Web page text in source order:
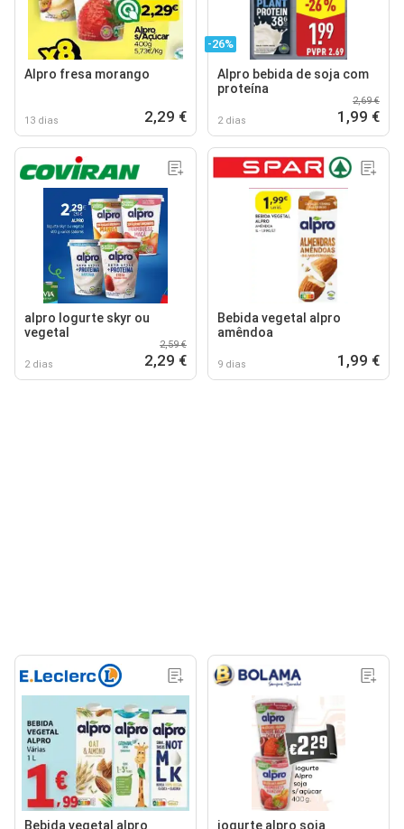
Alpro fresa morango
13 dias 2,29 €
-26%
Alpro bebida de soja com
proteína
2 dias
2,69 €
1,99 €
alpro logurte skyr ou
vegetal
2 dias
2,59 €
2,29 €
Bebida vegetal alpro
amêndoa
9 dias 1,99 €
Bebida vegetal alpro iogurte alpro soja